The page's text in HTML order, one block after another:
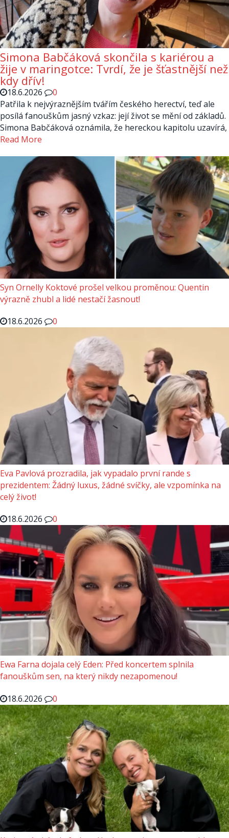
Simona Babčáková skončila s kariérou a
žije v maringotce: Tvrdí, že je šťastnější než
kdy dřív!
18.6.2026
0
Patřila k nejvýraznějším tvářím českého herectví, teď ale
posílá fanouškům jasný vzkaz: její život se mění od základů.
Simona Babčáková oznámila, že hereckou kapitolu uzavírá,
Read More
Syn Ornelly Koktové prošel velkou proměnou: Quentin
výrazně zhubl a lidé nestačí žasnout!
18.6.2026
0
Eva Pavlová prozradila, jak vypadalo první rande s
prezidentem: Žádný luxus, žádné svíčky, ale vzpomínka na
celý život!
18.6.2026
0
Ewa Farna dojala celý Eden: Před koncertem splnila
fanouškům sen, na který nikdy nezapomenou!
18.6.2026
0